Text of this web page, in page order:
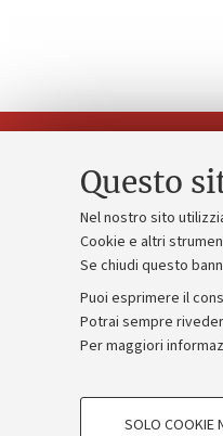
Questo
Nel nostro sito
Cookie e altri
Se chiudi questo
Puoi esprimere il
Potrai sempre
Per maggiori
COOKIE DI
SOLO COOKIE
Contatti e PEC
Uffici
Lavora con noi
Alumni community